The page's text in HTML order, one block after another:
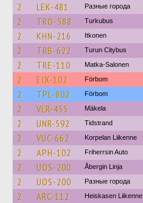
2 LEK-481 Разные города
2 TRO-588 Turkubus
2 KHN-216 Itkonen
2 TRB-622 Turun Citybus
2 TRE-110 Matka-Salonen
2 EJX-102 Förbom
2 TPL-802 Förbom
2 VLR-455 Mäkela
2 UNR-592 Tidstrand
2 VUC-662 Korpelan Liikenne
2 APH-102 Friherrsin Auto
2 UOS-200 Åbergin Linja
2 UOS-200 Разные города
2 ARC-112 Heiskasen Liikenne